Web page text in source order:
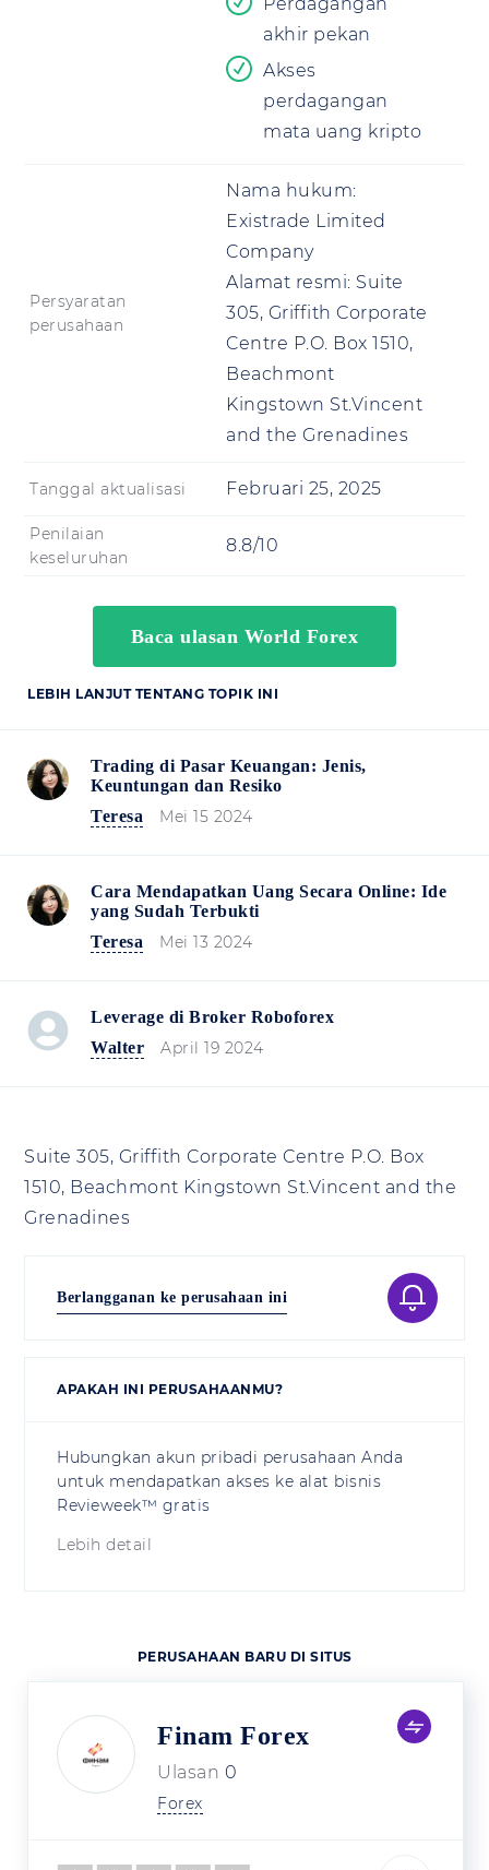
Perdagangan
akhir pekan
Akses
perdagangan
mata uang kripto
Persyaratan
perusahaan
Nama hukum:
Existrade Limited
Company
Alamat resmi: Suite
305, Griffith Corporate
Centre P.O. Box 1510,
Beachmont
Kingstown St.Vincent
and the Grenadines
Tanggal aktualisasi Februari 25, 2025
Penilaian
keseluruhan
8.8/10
Baca ulasan World Forex
LEBIH LANJUT TENTANG TOPIK INI
Trading di Pasar Keuangan: Jenis,
Keuntungan dan Resiko
Teresa
Mei 15 2024
Cara Mendapatkan Uang Secara Online: Ide
yang Sudah Terbukti
Teresa
Mei 13 2024
Leverage di Broker Roboforex
Walter
April 19 2024
Suite 305, Griffith Corporate Centre P.O. Box
1510, Beachmont Kingstown St.Vincent and the
Grenadines
Berlangganan ke perusahaan ini
APAKAH INI PERUSAHAANMU?
Hubungkan akun pribadi perusahaan Anda
untuk mendapatkan akses ke alat bisnis
Revieweek™ gratis
Lebih detail
PERUSAHAAN BARU DI SITUS
Finam Forex
Ulasan 0
Forex